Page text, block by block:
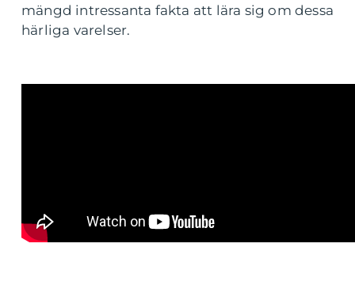
mängd intressanta fakta att lära sig om dessa
härliga varelser.